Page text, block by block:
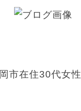
岡市在住30代女性